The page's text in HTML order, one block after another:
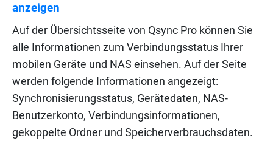
anzeigen
Auf der Übersichtsseite von Qsync Pro können Sie
alle Informationen zum Verbindungsstatus Ihrer
mobilen Geräte und NAS einsehen. Auf der Seite
werden folgende Informationen angezeigt:
Synchronisierungsstatus, Gerätedaten, NAS-
Benutzerkonto, Verbindungsinformationen,
gekoppelte Ordner und Speicherverbrauchsdaten.